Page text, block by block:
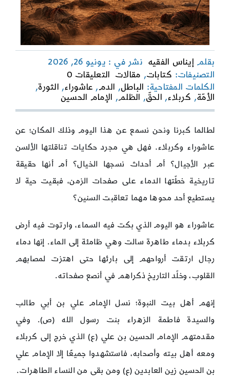
بقلم إيناس الفقيه نشر في : يونيو 26, 2026
التصنيفات: كتابات, مقالات التعليقات 0
ثورة
عاشوراء
الخالدة
الكلمات المفتاحية: الباطل, الدم, عاشوراء, الثورة,
الأمّة, كربلاء, الحقّ, الظلم, الإمام الحسين
لطالما كبرنا ونحن نسمع عن هذا اليوم وذلك المكان؛ عن
عاشوراء وكربلاء. فهل هي مجرد حكايات تناقلتها الألسن
عبر الأجيال؟ أم أحداث نسجها الخيال؟ أم أنها حقيقة
تاريخية خطّتها الدماء على صفحات الزمن، فبقيت حية لا
يستطيع أحد محوها مهما تعاقبت السنين؟
عاشوراء هو اليوم الذي بكت فيه السماء، وارتوت فيه أرض
كربلاء بدماء طاهرة سالت وهي ظامئة إلى الماء. إنها دماء
رجال ارتقت أرواحهم إلى بارئها حتى اهتزت لمصابهم
القلوب، وخلّد التاريخ ذكراهم في أنصع صفحاته.
إنهم أهل بيت النبوة؛ نسل الإمام علي بن أبي طالب
والسيدة فاطمة الزهراء بنت رسول الله (ص). وفي
مقدمتهم الإمام الحسين بن علي (ع) الذي خرج إلى كربلاء
ومعه أهل بيته وأصحابه، فاستشهدوا جميعًا إلا الإمام علي
بن الحسين زين العابدين (ع) ومن بقي من النساء الطاهرات.